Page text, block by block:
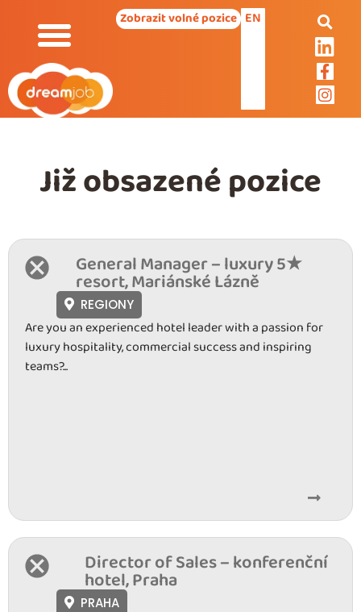
Zobrazit volné pozice EN
Již obsazené pozice
General Manager – luxury 5★
resort, Mariánské Lázně
REGIONY
Are you an experienced hotel leader with a passion for
luxury hospitality, commercial success and inspiring
teams?...
Director of Sales – konferenční
hotel, Praha
PRAHA